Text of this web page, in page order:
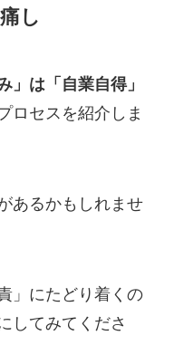
し
」は「自業自得」
ロセスを紹介しま
あるかもしれませ
」にたどり着くの
してみてくださ